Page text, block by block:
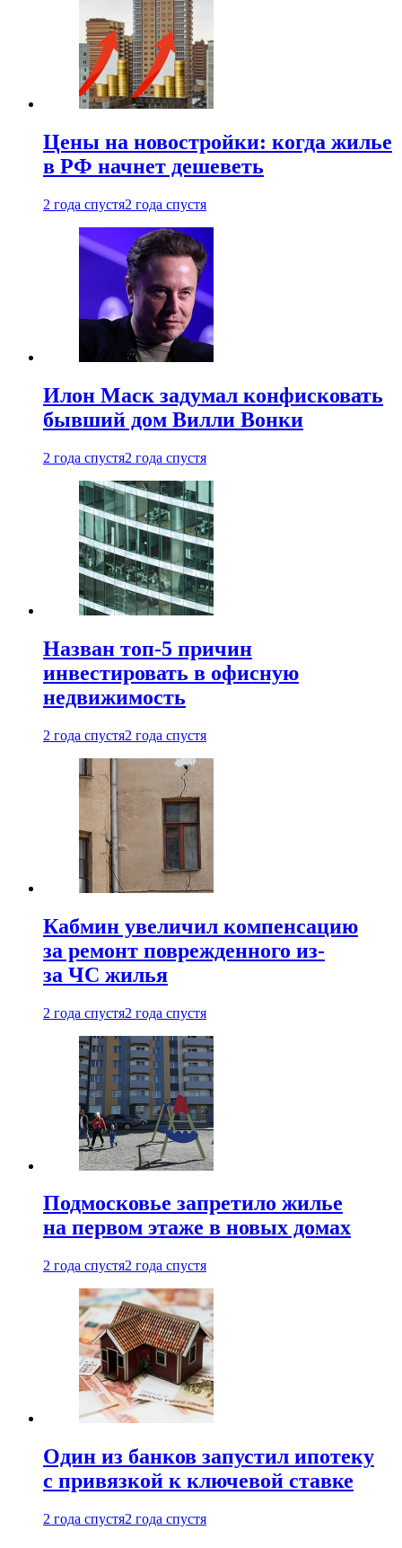
Цены на новостройки: когда жилье
в РФ начнет дешеветь
2 года спустя2 года спустя
Илон Маск задумал конфисковать
бывший дом Вилли Вонки
2 года спустя2 года спустя
Назван топ-5 причин
инвестировать в офисную
недвижимость
2 года спустя2 года спустя
Кабмин увеличил компенсацию
за ремонт поврежденного из-
за ЧС жилья
2 года спустя2 года спустя
Подмосковье запретило жилье
на первом этаже в новых домах
2 года спустя2 года спустя
Один из банков запустил ипотеку
с привязкой к ключевой ставке
2 года спустя2 года спустя